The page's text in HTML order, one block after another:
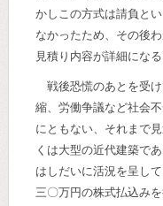
かしこの方式は請負と
なかったため、その後
見積り内容が詳細にな
戦後恐慌のあとを受
縮、労働争議など社会
にともない、それまで
くは大型の近代建築で
はしだいに活況を呈し
三〇万円の株式払込み